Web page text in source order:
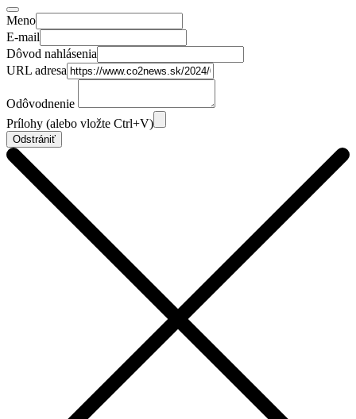
Meno
E-mail
Dôvod nahlásenia
URL adresa
Odôvodnenie
Prílohy (alebo vložte Ctrl+V)
Odstrániť